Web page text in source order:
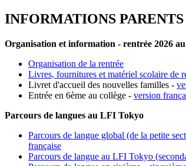
INFORMATIONS PARENTS
Organisation et information - rentrée 2026
Organisation de la rentrée
Livres, fournitures et matériel scolaire de
Livret d'accueil des nouvelles familles -
Entrée en 6ème au collège - version
Parcours de langues au LFI Tokyo
Parcours de langue global (de la petite
française
Parcours de langue au LFI Tokyo